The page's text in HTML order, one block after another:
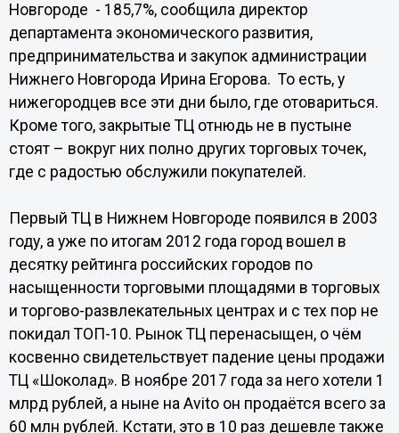
Новгороде - 185,7%, сообщила директор
департамента экономического развития,
предпринимательства и закупок администрации
Нижнего Новгорода Ирина Егорова. То есть, у
нижегородцев все эти дни было, где отовариться.
Кроме того, закрытые ТЦ отнюдь не в пустыне
стоят – вокруг них полно других торговых точек,
где с радостью обслужили покупателей.
Первый ТЦ в Нижнем Новгороде появился в 2003
году, а уже по итогам 2012 года город вошел в
десятку рейтинга российских городов по
насыщенности торговыми площадями в торговых
и торгово-развлекательных центрах и с тех пор не
покидал ТОП-10. Рынок ТЦ перенасыщен, о чём
косвенно свидетельствует падение цены продажи
ТЦ «Шоколад». В ноябре 2017 года за него хотели 1
млрд рублей, а ныне на Avito он продаётся всего за
60 млн рублей. Кстати, это в 10 раз дешевле также